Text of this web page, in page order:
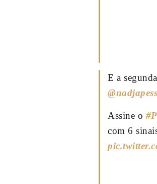
E a
Assine o
com 6